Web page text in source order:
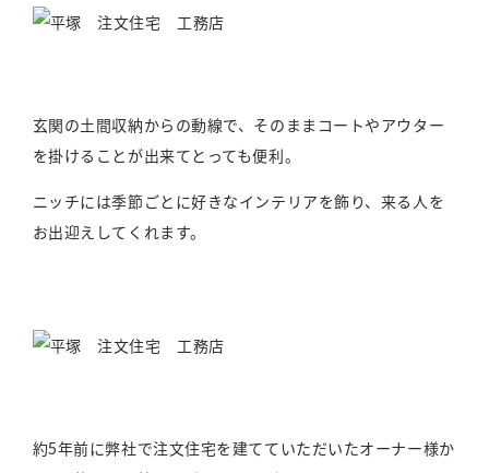
玄関の土間収納からの動線で、そのままコートやアウター
を掛けることが出来てとっても便利。
ニッチには季節ごとに好きなインテリアを飾り、来る人を
お出迎えしてくれます。
約5年前に弊社で注文住宅を建てていただいたオーナー様か